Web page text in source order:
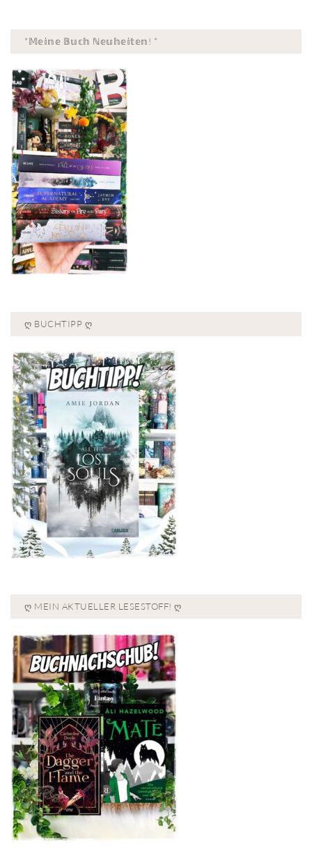
*𝕄𝕖𝕚𝕟𝕖 𝔹𝕦𝕔𝕙 ℕ𝕖𝕦𝕙𝕖𝕚𝕥𝕖𝕟! *
Ღ BUCHTIPP Ღ
Ღ MEIN AKTUELLER LESESTOFF! Ღ